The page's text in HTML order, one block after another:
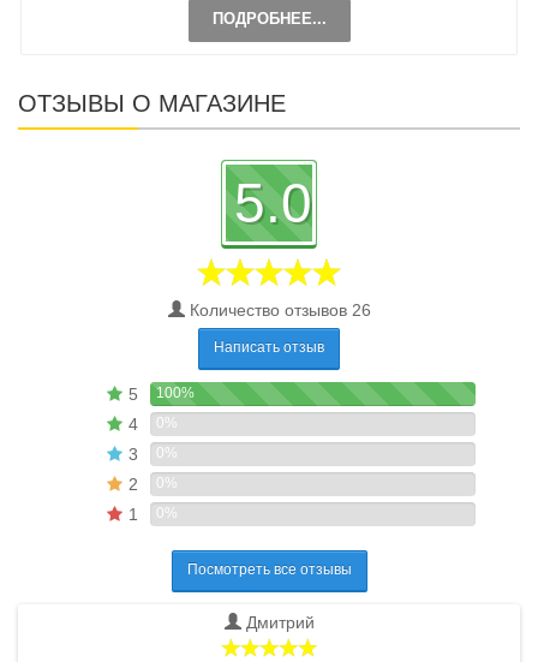
ПОДРОБНЕЕ...
ОТЗЫВЫ О МАГАЗИНЕ
5.0
Количество отзывов 26
Написать отзыв
5 100%
4 0%
3 0%
2 0%
1 0%
Посмотреть все отзывы
Дмитрий